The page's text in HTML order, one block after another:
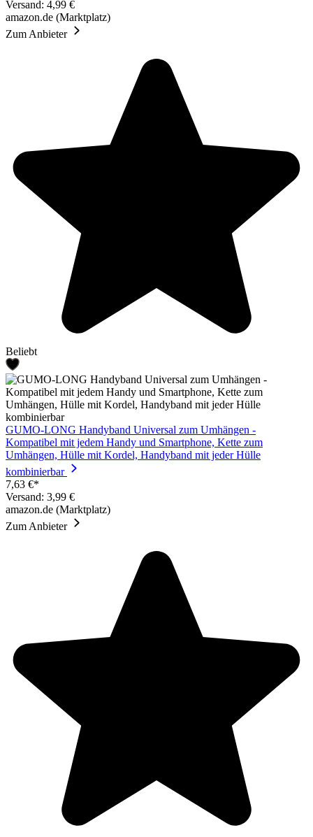
Versand: 4,99 €
amazon.de (Marktplatz)
Zum Anbieter
Beliebt
GUMO-LONG Handyband Universal zum Umhängen -
Kompatibel mit jedem Handy und Smartphone, Kette zum
Umhängen, Hülle mit Kordel, Handyband mit jeder Hülle
kombinierbar
7,63 €*
Versand: 3,99 €
amazon.de (Marktplatz)
Zum Anbieter